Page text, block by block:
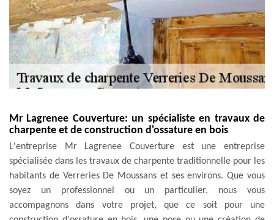
Mr Lagrenee Couverture: un spécialiste en travaux de
charpente et de construction d'ossature en bois
L'entreprise Mr Lagrenee Couverture est une entreprise
spécialisée dans les travaux de charpente traditionnelle pour les
habitants de Verreries De Moussans et ses environs. Que vous
soyez un professionnel ou un particulier, nous vous
accompagnons dans votre projet, que ce soit pour une